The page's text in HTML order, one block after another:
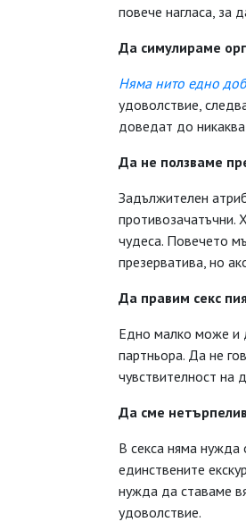
повече нагласа, за
Да симулираме
Няма нито едно
удоволствие,
доведат до никаква
Да не ползваме
Задължителен
противозачатъчни.
чудеса. Повечето
презерватива, но
Да правим секс
Едно малко може и
партньора. Да не
чувствителност на
Да сме
В секса няма нужда
единствените
нужда да ставаме
удоволствие.